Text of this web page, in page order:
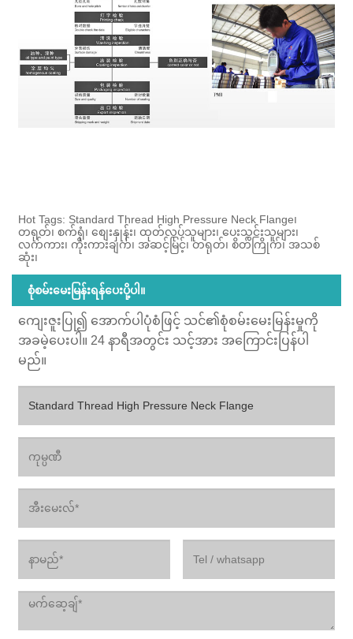
Hot Tags: Standard Thread High Pressure Neck Flange၊
တရုတ်၊ စက်ရုံ၊ စျေးနှုန်း၊ ထုတ်လုပ်သူများ၊ ပေးသွင်းသူများ၊
လက်ကား၊ ကိုးကားချက်၊ အဆင့်မြင့်၊ တရုတ်၊ စိတ်ကြိုက်၊ အသစ်
ဆုံး၊
စုံစမ်းမေးမြန်းရန်ပေးပို့ပါ။
ကျေးဇူးပြု၍ အောက်ပါပုံစံဖြင့် သင်၏စုံစမ်းမေးမြန်းမှုကို
အခမဲ့ပေးပါ။ 24 နာရီအတွင်း သင့်အား အကြောင်းပြန်ပါ
မည်။